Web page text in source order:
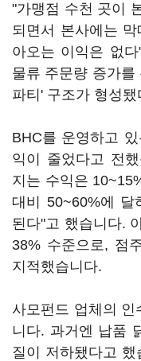
"가맹점 수천 곳이
되면서 본사에는
아오는 이익은 없
물류 주문량 증가를
파티' 구조가 형성
BHC를 운영하고
익이 줄었다고 전
지는 수익은
대비 50~60%에 달
된다"고 했습니다.
38% 수준으로, 점
지적했습니다.
사모펀드 업체의
니다. 과거엔 납품
질이 저하됐다고 했